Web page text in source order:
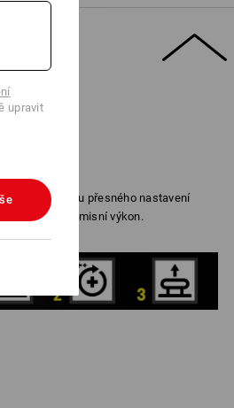
je zárukou přesného nastavení
pro nekompromisní výkon.
upravit